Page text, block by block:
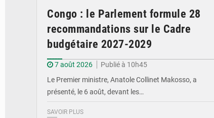
Congo : le Parlement formule 28
recommandations sur le Cadre
budgétaire 2027-2029
7 août 2026
Publié à 10h45
Le Premier ministre, Anatole Collinet Makosso, a
présenté, le 6 août, devant les…
SAVOIR PLUS